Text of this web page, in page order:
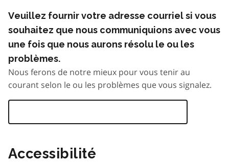
Veuillez fournir votre adresse courriel si vous
souhaitez que nous communiquions avec vous
une fois que nous aurons résolu le ou les
problèmes.
Nous ferons de notre mieux pour vous tenir au
courant selon le ou les problèmes que vous signalez.
Accessibilité